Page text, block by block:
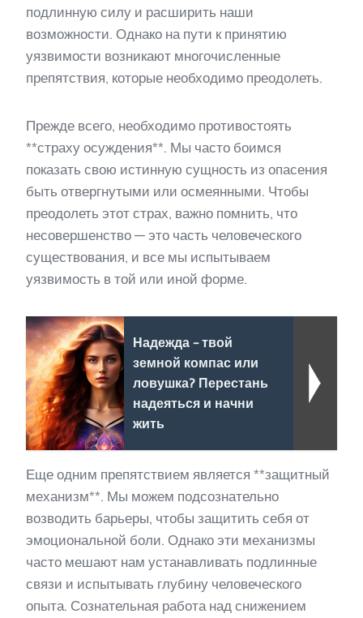
подлинную силу и расширить наши
возможности. Однако на пути к принятию
уязвимости возникают многочисленные
препятствия, которые необходимо преодолеть.
Прежде всего, необходимо противостоять
**страху осуждения**. Мы часто боимся
показать свою истинную сущность из опасения
быть отвергнутыми или осмеянными. Чтобы
преодолеть этот страх, важно помнить, что
несовершенство — это часть человеческого
существования, и все мы испытываем
уязвимость в той или иной форме.
Надежда - твой
земной компас или
ловушка? Перестань
надеяться и начни
жить
Еще одним препятствием является **защитный
механизм**. Мы можем подсознательно
возводить барьеры, чтобы защитить себя от
эмоциональной боли. Однако эти механизмы
часто мешают нам устанавливать подлинные
связи и испытывать глубину человеческого
опыта. Сознательная работа над снижением